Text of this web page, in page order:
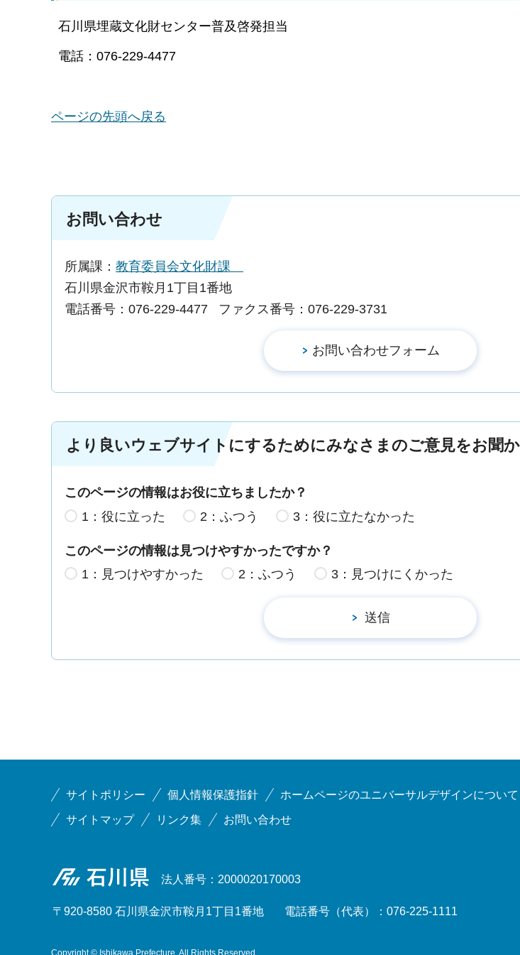
石川県埋蔵文化財センター普及啓発担当
電話：076-229-4477
ページの先頭へ戻る
お問い合わせ
所属課： 教育委員会文化財課
石川県金沢市鞍月1丁目1番地
電話番号：076-229-4477
ファクス番号：076-229-3731
より良いウェブサイトにするためにみなさまのご意見をお聞
このページの情報はお役に立ちましたか？
1：役に立った
2：ふつう 3：役に立たなかった
このページの情報は見つけやすかったですか？
1：見つけやすかった
2：ふつう 3：見つけにくかった
サイトポリシー 個人情報保護指針 ホームページのユニバーサルデザインについて
サイトマップ リンク集 お問い合わせ
石川県 法人番号：2000020170003
〒920-8580 石川県金沢市鞍月1丁目1番地 電話番号（代表）：076-225-1111